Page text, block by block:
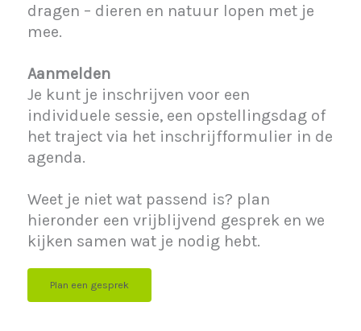
dragen – dieren en natuur lopen met je
mee.
Aanmelden
Je kunt je inschrijven voor een
individuele sessie, een opstellingsdag of
het traject via het inschrijfformulier in de
agenda.
Weet je niet wat passend is? plan
hieronder een vrijblijvend gesprek en we
kijken samen wat je nodig hebt.
Plan een gesprek